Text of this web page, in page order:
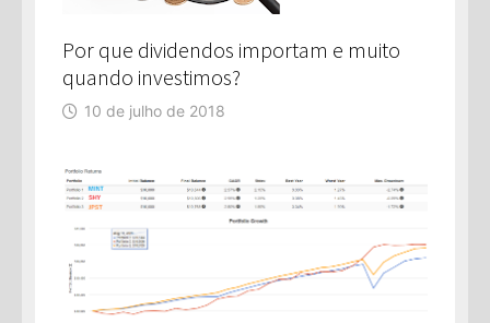
Por que dividendos importam e muito
quando investimos?
10 de julho de 2018